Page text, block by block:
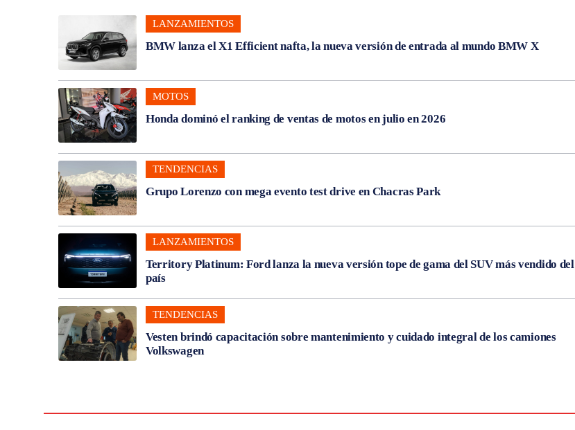
LANZAMIENTOS
BMW lanza el X1 Efficient nafta, la nueva versión de entrada al mundo BMW X
MOTOS
Honda dominó el ranking de ventas de motos en julio en 2026
TENDENCIAS
Grupo Lorenzo con mega evento test drive en Chacras Park
LANZAMIENTOS
Territory Platinum: Ford lanza la nueva versión tope de gama del SUV más vendido del
país
TENDENCIAS
Vesten brindó capacitación sobre mantenimiento y cuidado integral de los camiones
Volkswagen